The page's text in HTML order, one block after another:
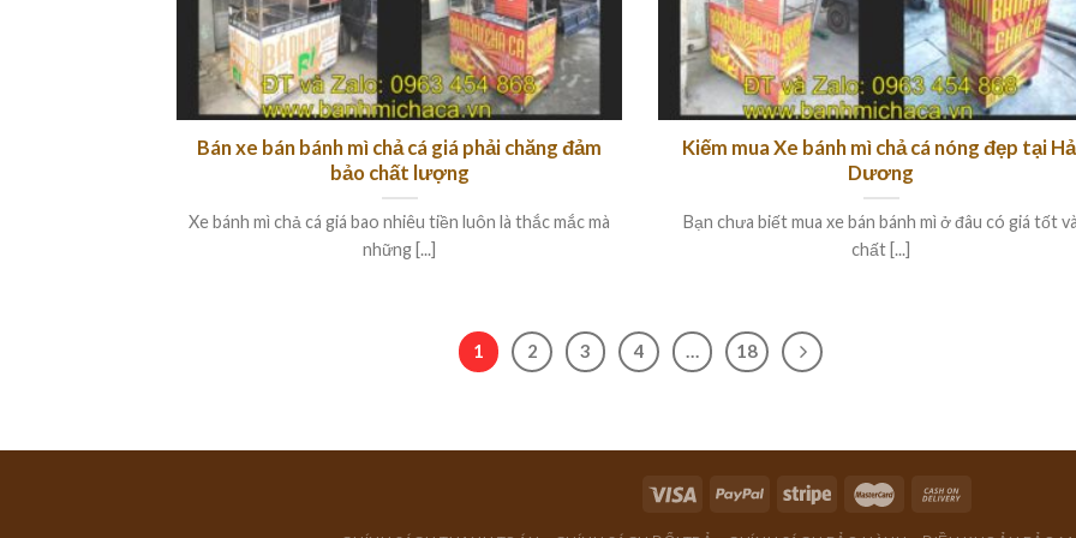
Bán xe bán bánh mì chả cá giá phải chăng đảm
bảo chất lượng
Xe bánh mì chả cá giá bao nhiêu tiền luôn là thắc mắc mà
những [...]
Kiếm mua Xe bánh mì chả cá nóng đẹp tại
Dương
Bạn chưa biết mua xe bán bánh mì ở đâu có giá tốt
chất [...]
1 2 3 4 … 18